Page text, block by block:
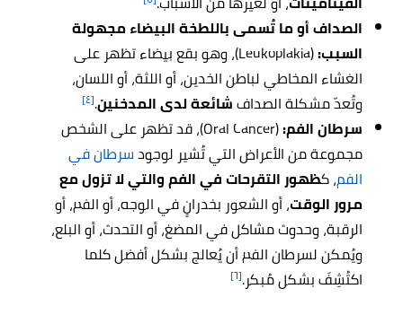
الصداف أو ما تُسمى باللطخة البيضاء مجهولة
السبب:
(Leukoplakia)، وهو بقع بيضاء تظهر على
الغشاء المخاطي لباطن الخدين، أو اللثة، أو اللسان،
وتُعدّ مشكلة الصدافشائعة لدى المدخنين.[٤]
سرطان الفم:
(Oral Cancer)، قد تظهر على الشخص
مجموعة من الأعراض التي تُشير لوجودسرطان في
الفم، كظهور التقرحات في الفم والتي لا تزول مع
مرور الوقت، أو الشعور بخدرانٍ في الوجه، أو الفم، أو
الرقبة، وحدوث مشاكل في المضغ، أو التحدث، أو البلع،
ويُمكن لسرطان الفم أن يُعالج بشكل أفضل كلما
اكتُشِفَ بشكل مُبكر.[٦]